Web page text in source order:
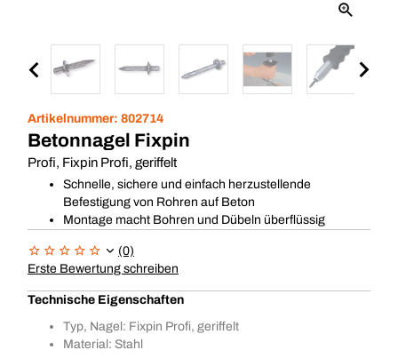
Artikelnummer: 802714
Betonnagel Fixpin
Profi, Fixpin Profi, geriffelt
Schnelle, sichere und einfach herzustellende
Befestigung von Rohren auf Beton
Montage macht Bohren und Dübeln überflüssig
(0)
Erste Bewertung schreiben
Technische Eigenschaften
Typ, Nagel: Fixpin Profi, geriffelt
Material: Stahl